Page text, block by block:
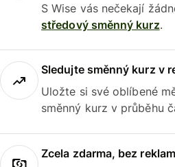
S Wise vás nečekají
středový směnný kurz.
Sledujte směnný kurz v
Uložte si své oblíbené
směnný kurz v průběhu
Zcela zdarma, bez reklam